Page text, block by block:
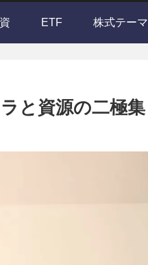
ETF 株式テーマ
と資源の二極集